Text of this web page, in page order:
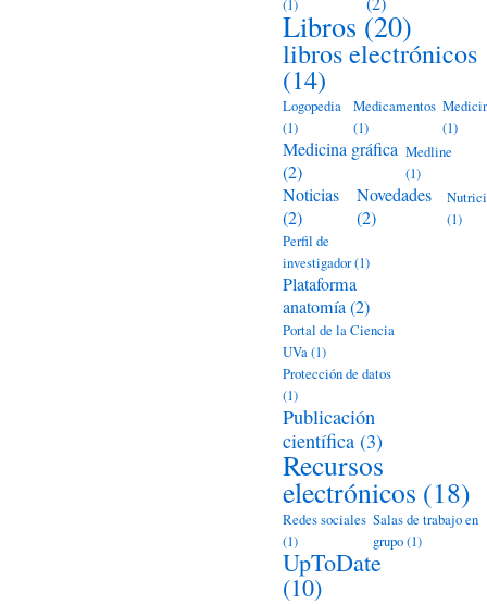
(1)
Libros (20)
libros electrónicos
(14)
Logopedia
(1)
Medicamentos
(1)
(1)
Medicina gráfica
(2)
Medline
(1)
Noticias
(2)
Novedades
(2)
(1)
Perfil de
investigador(1)
Plataforma
anatomía(2)
Portal de la Ciencia
UVa(1)
Protección de datos
(1)
Publicación
científica (3)
Recursos
electrónicos (18)
Redes sociales
(1)
Salas de trabajo en
grupo(1)
UpToDate
(10)